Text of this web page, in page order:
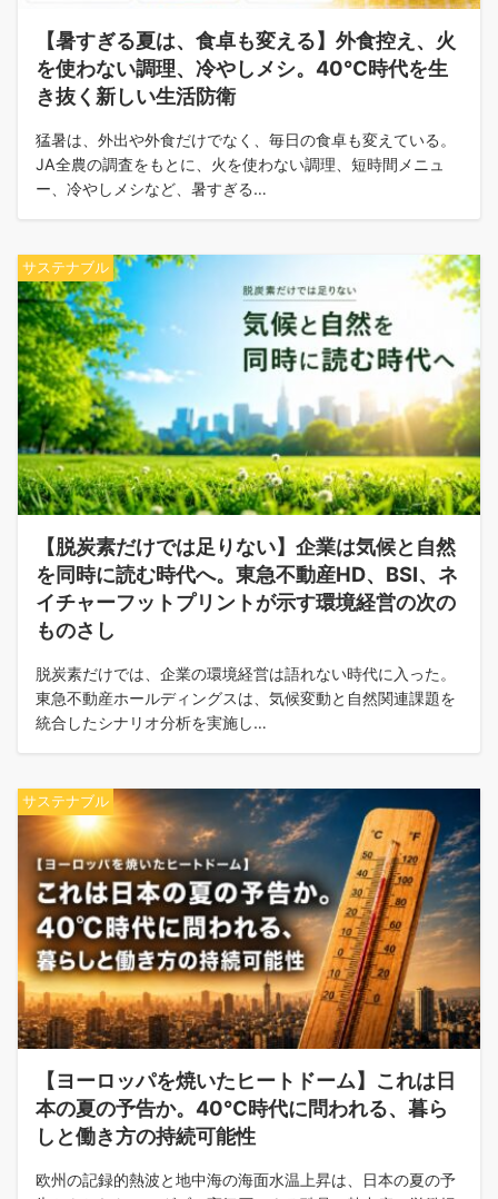
【暑すぎる夏は、食卓も変える】外食控え、火
を使わない調理、冷やしメシ。40℃時代を生
き抜く新しい生活防衛
猛暑は、外出や外食だけでなく、毎日の食卓も変えている。
JA全農の調査をもとに、火を使わない調理、短時間メニュ
ー、冷やしメシなど、暑すぎる…
サステナブル
【脱炭素だけでは足りない】企業は気候と自然
を同時に読む時代へ。東急不動産HD、BSI、ネ
イチャーフットプリントが示す環境経営の次の
ものさし
脱炭素だけでは、企業の環境経営は語れない時代に入った。
東急不動産ホールディングスは、気候変動と自然関連課題を
統合したシナリオ分析を実施し…
サステナブル
【ヨーロッパを焼いたヒートドーム】これは日
本の夏の予告か。40℃時代に問われる、暮ら
しと働き方の持続可能性
欧州の記録的熱波と地中海の海面水温上昇は、日本の夏の予